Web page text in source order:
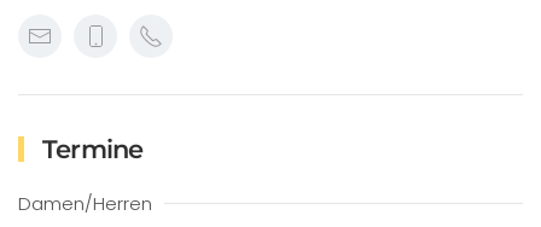
Termine
Damen/Herren